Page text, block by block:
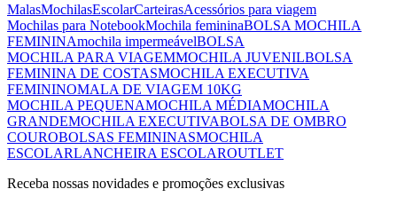
MalasMochilasEscolarCarteirasAcessórios para viagem
Mochilas para NotebookMochila femininaBOLSA MOCHILA
FEMININAmochila impermeávelBOLSA
MOCHILA PARA VIAGEMMOCHILA JUVENILBOLSA
FEMININA DE COSTASMOCHILA EXECUTIVA
FEMININOMALA DE VIAGEM 10KG
MOCHILA PEQUENAMOCHILA MÉDIAMOCHILA
GRANDEMOCHILA EXECUTIVABOLSA DE OMBRO
COUROBOLSAS FEMININASMOCHILA
ESCOLARLANCHEIRA ESCOLAROUTLET
Receba nossas novidades e promoções exclusivas